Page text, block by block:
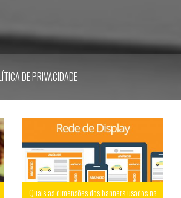
DE PRIVACIDADE
Quais as dimensões dos banners usados na